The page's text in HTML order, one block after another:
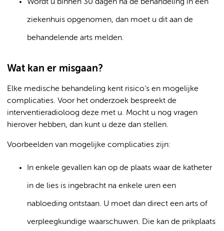
Wordt u binnen 30 dagen na de behandeling in een
ziekenhuis opgenomen, dan moet u dit aan de
behandelende arts melden.
Wat kan er misgaan?
Elke medische behandeling kent risico’s en mogelijke
complicaties. Voor het onderzoek bespreekt de
interventieradioloog deze met u. Mocht u nog vragen
hierover hebben, dan kunt u deze dan stellen.
Voorbeelden van mogelijke complicaties zijn:
In enkele gevallen kan op de plaats waar de katheter
in de lies is ingebracht na enkele uren een
nabloeding ontstaan. U moet dan direct een arts of
verpleegkundige waarschuwen. Die kan de prikplaats